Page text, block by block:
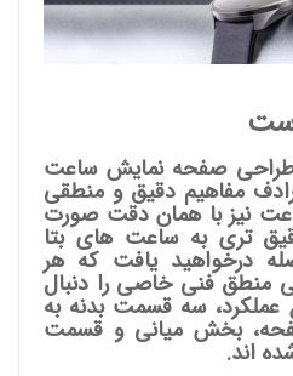
صفحه نمایش ساعت
مفاهیم دقیق و منطقی
نیز با همان دقت صورت
تری به ساعت های بتا
درخواهید یافت که هر
منطق فنی خاصی را دنبال
عملکرد، سه قسمت بدنه به
بخش میانی و قسمت
اند.